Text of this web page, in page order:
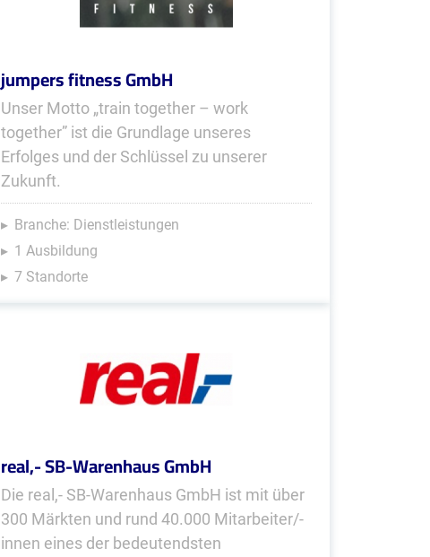
jumpers fitness GmbH
Unser Motto „train together – work
together” ist die Grundlage unseres
Erfolges und der Schlüssel zu unserer
Zukunft.
Branche: Dienstleistungen
1 Ausbildung
7 Standorte
real,- SB-Warenhaus GmbH
Die real,- SB-Warenhaus GmbH ist mit über
300 Märkten und rund 40.000 Mitarbeiter/-
innen eines der bedeutendsten